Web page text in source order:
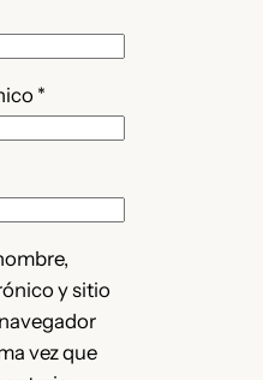
*
y sitio
vez que